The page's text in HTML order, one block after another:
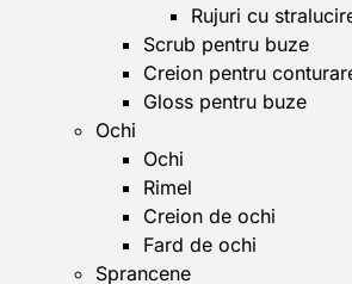
Rujuri cu
Scrub pentru buze
Creion pentru
Gloss pentru buze
Ochi
Ochi
Rimel
Creion de ochi
Fard de ochi
Sprancene